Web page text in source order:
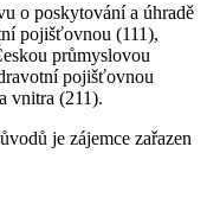
o poskytování a úhradě
pojišťovnou (111),
průmyslovou
pojišťovnou
vnitra (211).
je zájemce zařazen